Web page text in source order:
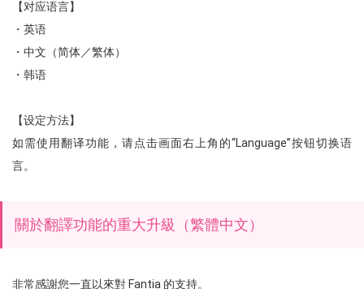
【对应语言】
・英语
・中文（简体／繁体）
・韩语
【设定方法】
如需使用翻译功能，请点击画面右上角的“Language”按钮切换语
言。
關於翻譯功能的重大升級（繁體中文）
非常感謝您一直以來對 Fantia 的支持。